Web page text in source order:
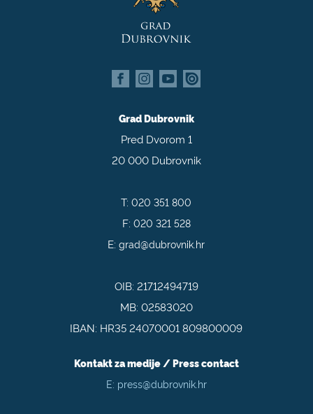
Grad Dubrovnik
Pred Dvorom 1
20 000 Dubrovnik
T:020 351 800
F: 020 321 528
E:grad@dubrovnik.hr
OIB: 21712494719
MB: 02583020
IBAN: HR35 24070001 809800009
Kontakt za medije / Press contact
E: press@dubrovnik.hr